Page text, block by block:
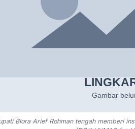
Blora Arief Rohman tengah memberi